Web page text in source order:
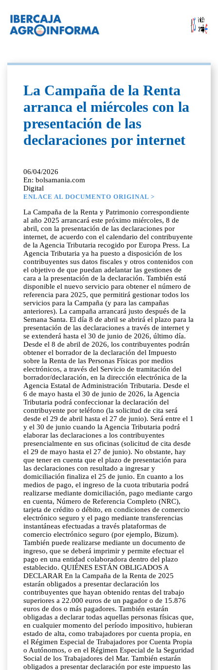
La Campaña de la Renta
arranca el miércoles con la
presentación de las
declaraciones por internet
06/04/2026
En: bolsamania.com
Digital
ENLACE AL DOCUMENTO ORIGINAL >
La Campaña de la Renta y Patrimonio correspondiente
al año 2025 arrancará este próximo miércoles, 8 de
abril, con la presentación de las declaraciones por
internet, de acuerdo con el calendario del contribuyente
de la Agencia Tributaria recogido por Europa Press. La
Agencia Tributaria ya ha puesto a disposición de los
contribuyentes sus datos fiscales y otros contenidos con
el objetivo de que puedan adelantar las gestiones de
cara a la presentación de la declaración. También está
disponible el nuevo servicio para obtener el número de
referencia para 2025, que permitirá gestionar todos los
servicios para la Campaña (y para las campañas
anteriores). La campaña arrancará justo después de la
Semana Santa. El día 8 de abril se abrirá el plazo para la
presentación de las declaraciones a través de internet y
se extenderá hasta el 30 de junio de 2026, último día.
Desde el 8 de abril de 2026, los contribuyentes podrán
obtener el borrador de la declaración del Impuesto
sobre la Renta de las Personas Físicas por medios
electrónicos, a través del Servicio de tramitación del
borrador/declaración, en la dirección electrónica de la
Agencia Estatal de Administración Tributaria. Desde el
6 de mayo hasta el 30 de junio de 2026, la Agencia
Tributaria podrá confeccionar la declaración del
contribuyente por teléfono (la solicitud de cita será
desde el 29 de abril hasta el 27 de junio). Será entre el 1
y el 30 de junio cuando la Agencia Tributaria podrá
elaborar las declaraciones a los contribuyentes
presencialmente en sus oficinas (solicitud de cita desde
el 29 de mayo hasta el 27 de junio). No obstante, hay
que tener en cuenta que el plazo de presentación para
las declaraciones con resultado a ingresar y
domiciliación finaliza el 25 de junio. En cuanto a los
medios de pago, el ingreso de la cuota tributaria podrá
realizarse mediante domiciliación, pago mediante cargo
en cuenta, Número de Referencia Completo (NRC),
tarjeta de crédito o débito, en condiciones de comercio
electrónico seguro y el pago mediante transferencias
instantáneas efectuadas a través plataformas de
comercio electrónico seguro (por ejemplo, Bizum).
También puede realizarse mediante un documento de
ingreso, que se deberá imprimir y permite efectuar el
pago en una entidad colaboradora dentro del plazo
establecido. QUIÉNES ESTÁN OBLIGADOS A
DECLARAR En la Campaña de la Renta de 2025
estarán obligados a presentar declaración los
contribuyentes que hayan obtenido rentas del trabajo
superiores a 22.000 euros de un pagador o de 15.876
euros de dos o más pagadores. También estarán
obligadas a declarar todas aquellas personas físicas que,
en cualquier momento del período impositivo, hubieran
estado de alta, como trabajadores por cuenta propia, en
el Régimen Especial de Trabajadores por Cuenta Propia
o Autónomos, o en el Régimen Especial de la Seguridad
Social de los Trabajadores del Mar. También estarán
obligados a presentar declaración por este impuesto las